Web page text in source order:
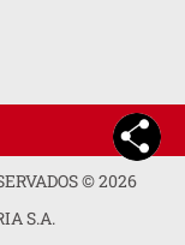
©2026
S.A.